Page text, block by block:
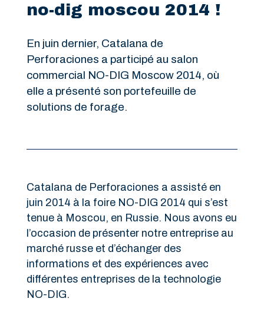
no-dig moscou 2014 !
En juin dernier, Catalana de
Perforaciones a participé au salon
commercial NO-DIG Moscow 2014, où
elle a présenté son portefeuille de
solutions de forage.
Catalana de Perforaciones a assisté en
juin 2014 à la foire NO-DIG 2014 qui s’est
tenue à Moscou, en Russie. Nous avons eu
l’occasion de présenter notre entreprise au
marché russe et d’échanger des
informations et des expériences avec
différentes entreprises de la technologie
NO-DIG.